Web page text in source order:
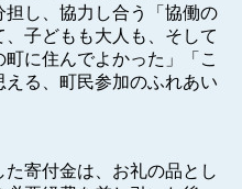
し、協力し合う「協働の
子どもも大人も、そして
に住んでよかった」「こ
る、町民参加のふれあい
寄付金は、お礼の品とし